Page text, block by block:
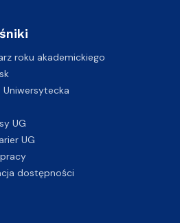
roku akademickiego
Uniwersytecka
UG
UG
dostępności